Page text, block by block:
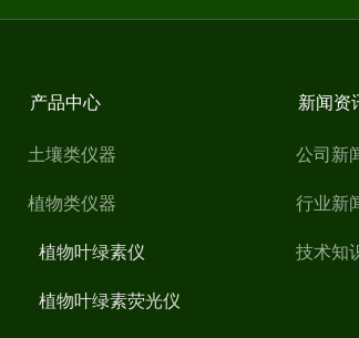
产品中心
土壤类仪器
植物类仪器
植物叶绿素仪
植物叶绿素荧光仪
新闻资
公司新
行业新
技术知